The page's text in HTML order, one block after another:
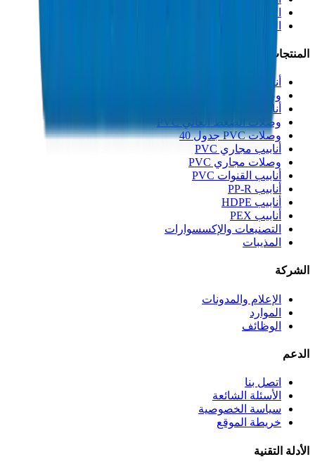
الابتكار
الجودة والشهادات
المنتجات
أنابيب الصرف UPVC
وصلات الصرف UPVC
أنابيب الضغط العالي PVC
وصلات الضغط العالي PVC
وصلات PVC جدول 40
أنابيب مجاري PVC
وصلات مجاري PVC
أنابيب القنوات PVC
أنابيب PP-R
أنابيب HDPE
أنابيب PEX
التصنيعات والإكسسوارات
المذيبات
الشركة
الإعلام والمدونات
الموارد
الوظائف
الدعم
اتصل بنا
الأسئلة الشائعة
سياسة الخصوصية
خريطة الموقع
الأدلة التقنية